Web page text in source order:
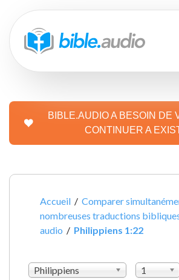
BIBLE.AUDIO A BESOIN DE
CONTINUER A
Accueil /Comparer
nombreuses traductions
audio / Philippiens 1:22
Philippiens 1